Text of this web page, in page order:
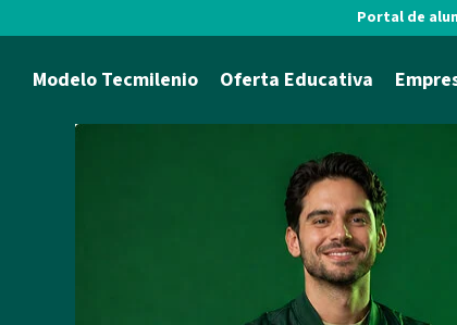
Portal de
Modelo Tecmilenio Oferta Educativa